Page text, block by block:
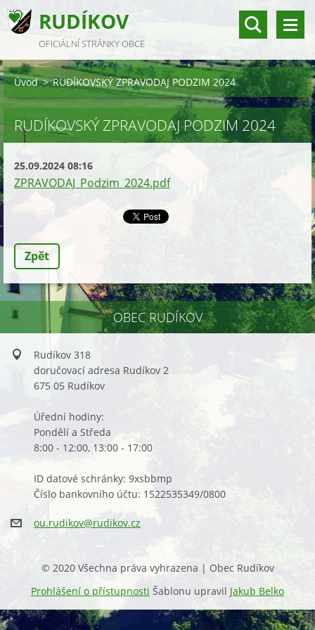
RUDÍKOV
OFICIÁLNÍ STRÁNKY OBCE
Úvod > RUDÍKOVSKÝ ZPRAVODAJ PODZIM 2024
RUDÍKOVSKÝ ZPRAVODAJ PODZIM 2024
25.09.2024 08:16
ZPRAVODAJ_Podzim_2024.pdf
Zpět
OBEC RUDÍKOV
Rudíkov 318
doručovací adresa Rudíkov 2
675 05 Rudíkov
Úřední hodiny:
Pondělí a Středa
8:00 - 12:00, 13:00 - 17:00
ID datové schránky: 9xsbbmp
Číslo bankovního účtu: 1522535349/0800
ou.rudikov@rudikov.cz
© 2020 Všechna práva vyhrazena | Obec Rudíkov
Prohlášení o přístupnosti Šablonu upravil Jakub Belko